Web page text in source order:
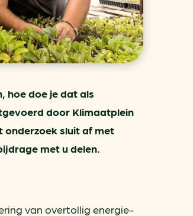
info@klimaatplein.nl (073) 822 74 86
hoe doe je dat als
door Klimaatplein
onderzoek sluit af met
met u delen.
van overtollig energie-